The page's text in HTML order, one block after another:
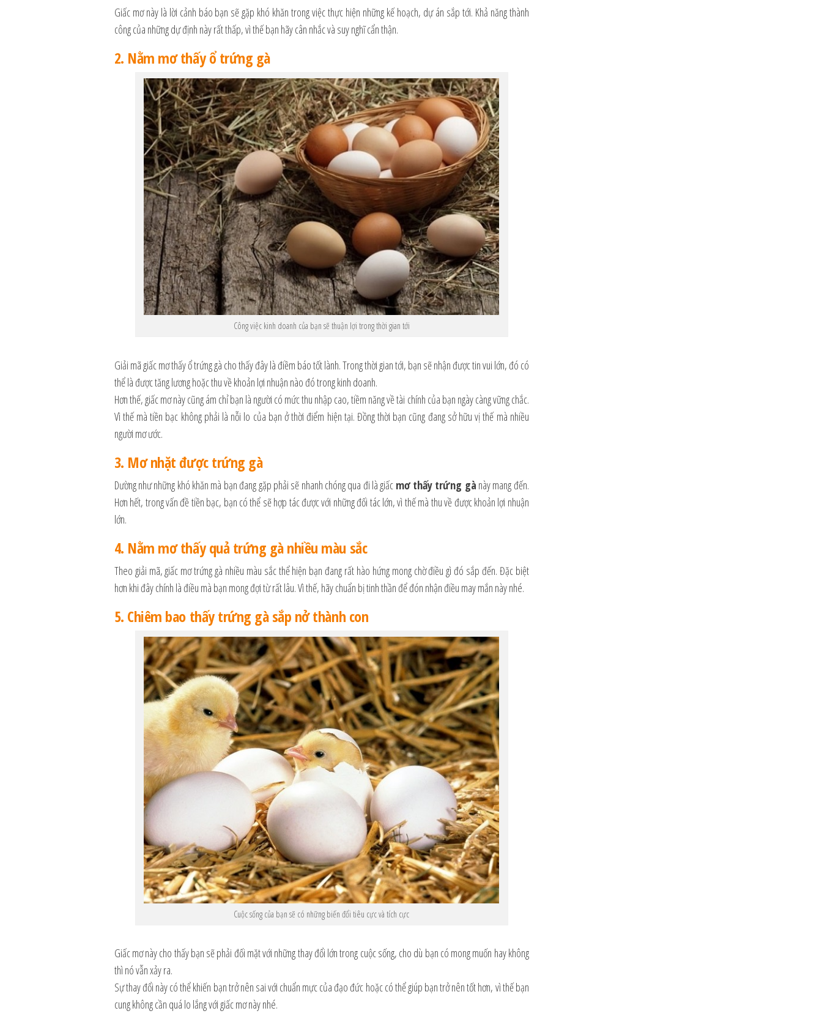
Giấc mơ này là lời cảnh báo bạn sẽ gặp khó khăn trong việc thực hiện những kế hoạch, dự án sắp tới. Khả năng thành
công của những dự định này rất thấp, vì thế bạn hãy cân nhắc và suy nghĩ cẩn thận.
2. Nằm mơ thấy ổ trứng gà
Công việc kinh doanh của bạn sẽ thuận lợi trong thời gian tới
Giải mã giấc mơ thấy ổ trứng gà cho thấy đây là điềm báo tốt lành. Trong thời gian tới, bạn sẽ nhận được tin vui lớn, đó có
thể là được tăng lương hoặc thu về khoản lợi nhuận nào đó trong kinh doanh.
Hơn thế, giấc mơ này cũng ám chỉ bạn là người có mức thu nhập cao, tiềm năng về tài chính của bạn ngày càng vững chắc.
Vì thế mà tiền bạc không phải là nỗi lo của bạn ở thời điểm hiện tại. Đồng thời bạn cũng đang sở hữu vị thế mà nhiều
người mơ ước.
3. Mơ nhặt được trứng gà
Dường như những khó khăn mà bạn đang gặp phải sẽ nhanh chóng qua đi là giấc mơ thấy trứng gà này mang đến.
Hơn hết, trong vấn đề tiền bạc, bạn có thể sẽ hợp tác được với những đối tác lớn, vì thế mà thu về được khoản lợi nhuận
lớn.
4. Nằm mơ thấy quả trứng gà nhiều màu sắc
Theo giải mã, giấc mơ trứng gà nhiều màu sắc thể hiện bạn đang rất hào hứng mong chờ điều gì đó sắp đến. Đặc biệt
hơn khi đây chính là điều mà bạn mong đợi từ rất lâu. Vì thế, hãy chuẩn bị tinh thần để đón nhận điều may mắn này nhé.
5. Chiêm bao thấy trứng gà sắp nở thành con
Cuộc sống của bạn sẽ có những biến đổi tiêu cực và tích cực
Giấc mơ này cho thấy bạn sẽ phải đối mặt với những thay đổi lớn trong cuộc sống, cho dù bạn có mong muốn hay không
thì nó vẫn xảy ra.
Sự thay đổi này có thể khiến bạn trở nên sai với chuẩn mực của đạo đức hoặc có thể giúp bạn trở nên tốt hơn, vì thế bạn
cung không cần quá lo lắng với giấc mơ này nhé.